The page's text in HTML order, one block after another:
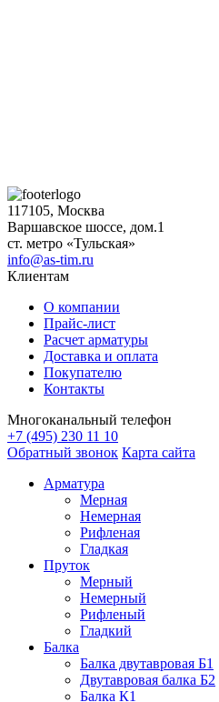
117105, Москва
Варшавское шоссе, дом.1
ст. метро «Тульская»
info@as-tim.ru
Клиентам
О компании
Прайс-лист
Расчет арматуры
Доставка и оплата
Покупателю
Контакты
Многоканальный телефон
+7 (495) 230 11 10
Обратный звонок Карта сайта
Арматура
Мерная
Немерная
Рифленая
Гладкая
Пруток
Мерный
Немерный
Рифленый
Гладкий
Балка
Балка двутавровая Б1
Двутавровая балка Б2
Балка К1